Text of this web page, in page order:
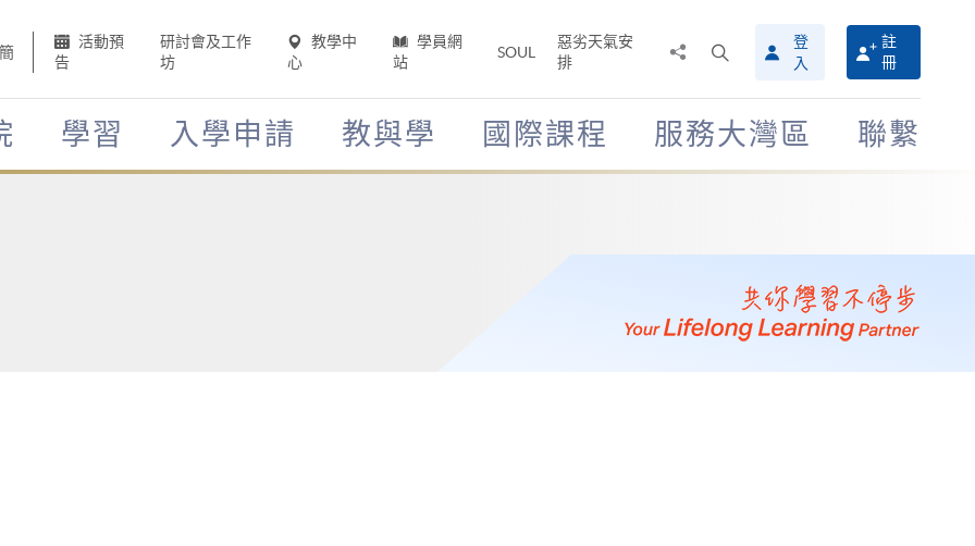
簡
活動預
告
研討會及工作
坊
教學中
心
學員網
站
SOUL
惡劣天氣安
排
搜
尋
介
面
登
入
註
冊
學習 入學申請 教與學 國際課程 服務大灣區 聯繫